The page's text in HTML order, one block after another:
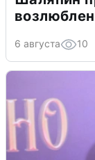
6 августа 10